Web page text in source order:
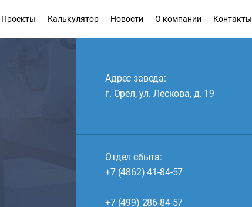
Проекты Калькулятор Новости О компании Контакты
Адрес завода:
г. Орел, ул. Лескова, д. 19
Отдел сбыта:
+7 (4862) 41-84-57
+7 (499) 286-84-57